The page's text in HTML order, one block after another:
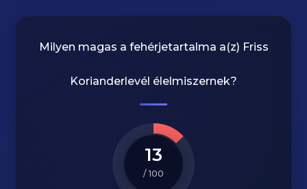
Milyen magas a fehérjetartalma a(z) Friss
Korianderlevél élelmiszernek?
13
/ 100